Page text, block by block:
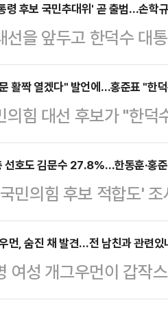
령 후보 국민추대위' 곧 출범…손학
선을 앞두고 한덕수 대
민후보 추대위원회'(
위에는 손학규 전 민주
버로 참여할 가능성이
30분 서울프레스센
예정이다.국민추대위
친 시련과 갈등을 지혜
한다"…
활짝 열겠다" 발언에…홍준표 "한
의힘 대선 후보가 "한
(국민의힘에) 입당했
민의힘 비상대책위원
관련해 "대선 때는 지
대할 생각은 추호도
위원회의에서 "국민의
났던 분, 다른 정당에
선호도 김문수 27.8%…한동훈·홍
민의힘 후보 적합도'
을 때 김문수 대선 경선
의뢰로 지난 16∼18일
후보는 27.8%를 기
나경원 후보
먼, 숨진 채 발견…전 남친과 관련있
여성 개그우먼이 갑작
니냐는 추측이 일고